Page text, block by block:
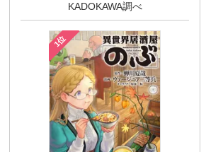
KADOKAWA調べ
1位